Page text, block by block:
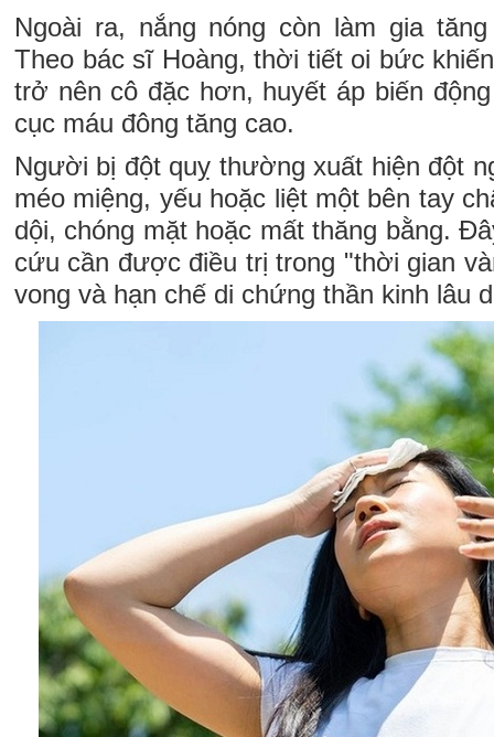
Ngoài ra, nắng nóng còn làm gia
Theo bác sĩ Hoàng, thời tiết oi bức
trở nên cô đặc hơn, huyết áp biến
cục máu đông tăng cao.
Người bị đột quỵ thường xuất hiện đột
méo miệng, yếu hoặc liệt một bên tay
dội, chóng mặt hoặc mất thăng bằng.
cứu cần được điều trị trong "thời gian
vong và hạn chế di chứng thần kinh lâu